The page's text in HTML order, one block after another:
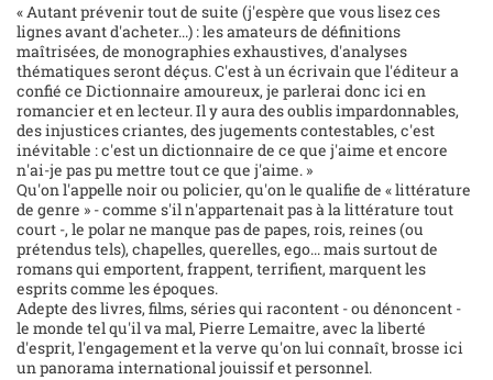
« Autant prévenir tout de suite (j'espère que vous lisez ces
lignes avant d'acheter...) : les amateurs de définitions
maîtrisées, de monographies exhaustives, d'analyses
thématiques seront déçus. C'est à un écrivain que l'éditeur a
confié ce Dictionnaire amoureux, je parlerai donc ici en
romancier et en lecteur. Il y aura des oublis impardonnables,
des injustices criantes, des jugements contestables, c'est
inévitable : c'est un dictionnaire de ce que j'aime et encore
n'ai-je pas pu mettre tout ce que j'aime. »
Qu'on l'appelle noir ou policier, qu'on le qualifie de « littérature
de genre » - comme s'il n'appartenait pas à la littérature tout
court -, le polar ne manque pas de papes, rois, reines (ou
prétendus tels), chapelles, querelles, ego... mais surtout de
romans qui emportent, frappent, terrifient, marquent les
esprits comme les époques.
Adepte des livres, films, séries qui racontent - ou dénoncent -
le monde tel qu'il va mal, Pierre Lemaitre, avec la liberté
d'esprit, l'engagement et la verve qu'on lui connaît, brosse ici
un panorama international jouissif et personnel.